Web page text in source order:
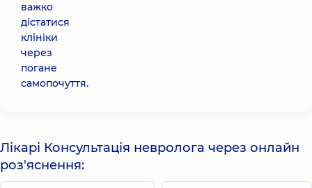
важко
дістатися
клініки
через
погане
самопочуття.
Лікарі Консультація невролога через онлайн
роз'яснення: